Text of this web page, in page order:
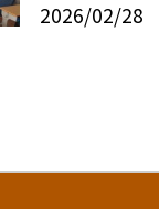
2026/02/28